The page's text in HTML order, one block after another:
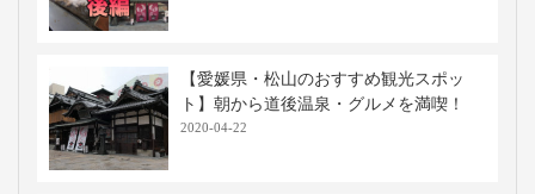
【愛媛県・松山のおすすめ観光スポッ
ト】朝から道後温泉・グルメを満喫！
2020-04-22